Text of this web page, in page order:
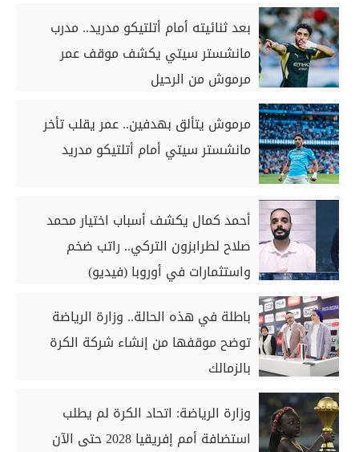
بعد ثنائيته أمام أتلتيكو مدريد.. مدرب
مانشستر سيتي يكشف موقف عمر
مرموش من الرحيل
مرموش يتألق بهدفين.. عمر يقلب تأخر
مانشستر سيتي أمام أتلتيكو مدريد
أحمد كمال يكشف أسباب اختيار محمد
صلاح لطرابزون التركي.. راتب ضخم
واستثمارات في أوروبا (فيديو)
باطلة في هذه الحالة.. وزارة الرياضة
توضح موقفها من إنشاء شركة الكرة
بالزمالك
وزارة الرياضة: اتحاد الكرة لم يطلب
استضافة أمم إفريقيا 2028 حتى الآن